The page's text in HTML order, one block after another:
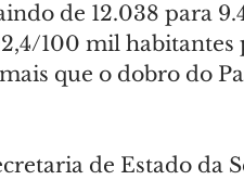
de 12.038 para
100 mil habitantes
que o dobro do
de Estado da